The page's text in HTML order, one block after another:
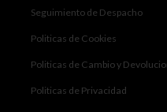
Seguimiento de Despacho
Politicas de Cookies
Politicas de Cambio y
Politicas de Privacidad